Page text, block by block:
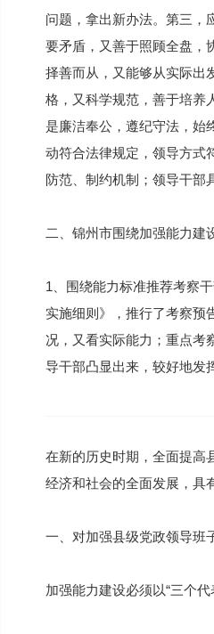
问题，拿出新办法。第三
要矛盾，又善于照顾全盘，
择善而从，又能够从实际出
格，又科学规范，善于培养
是廉洁奉公，遵纪守法，
动符合法律规定，领导方式
防范、制约机制；领导干部
二、锦州市围绕加强能力建
1、围绕能力标准推荐考察
实施细则》，推行了考察预
况，又看实际能力；重点考
导干部凸显出来，较好地发
在新的历史时期，全面提高
经济和社会的全面发展，具
一、对加强县级党政领导班
加强能力建设必须以“三个